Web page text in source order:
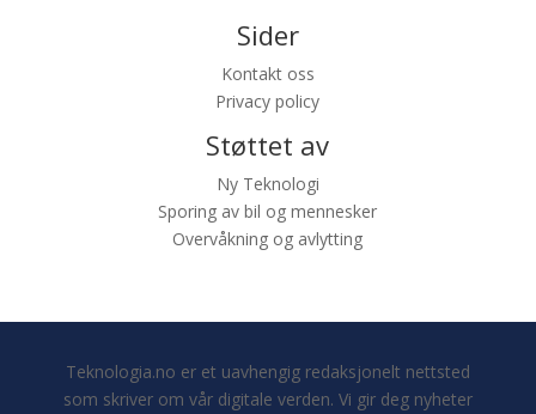
Sider
Kontakt oss
Privacy policy
Støttet av
Ny Teknologi
Sporing av bil og mennesker
Overvåkning og avlytting
Teknologia.no er et uavhengig redaksjonelt nettsted
som skriver om vår digitale verden. Vi gir deg nyheter